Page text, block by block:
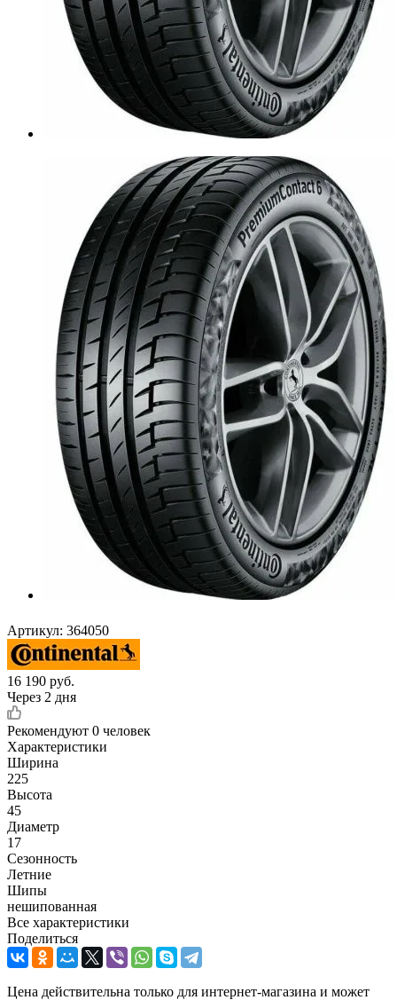
Артикул: 364050
16 190 руб.
Через 2 дня
Рекомендуют 0 человек
Характеристики
Ширина
225
Высота
45
Диаметр
17
Сезонность
Летние
Шипы
нешипованная
Все характеристики
Поделиться
Цена действительна только для интернет-магазина и может